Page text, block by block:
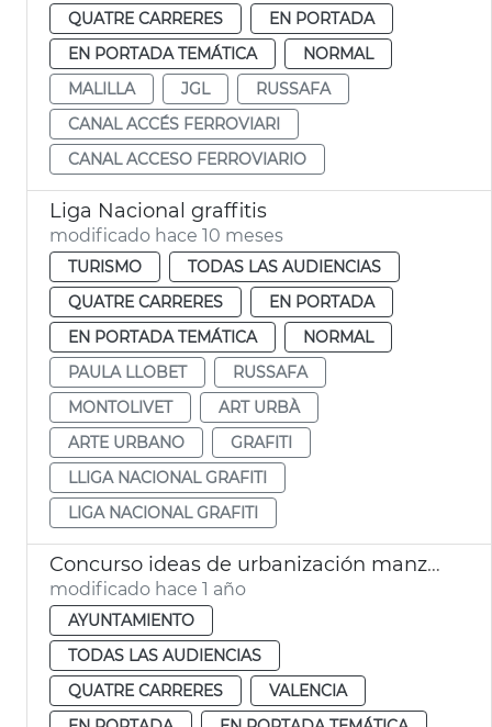
QUATRE CARRERES
EN PORTADA
EN PORTADA TEMÁTICA
NORMAL
MALILLA
JGL
RUSSAFA
CANAL ACCÉS FERROVIARI
CANAL ACCESO FERROVIARIO
Liga Nacional graffitis
modificado hace 10 meses
TURISMO
TODAS LAS AUDIENCIAS
QUATRE CARRERES
EN PORTADA
EN PORTADA TEMÁTICA
NORMAL
PAULA LLOBET
RUSSAFA
MONTOLIVET
ART URBÀ
ARTE URBANO
GRAFITI
LLIGA NACIONAL GRAFITI
LIGA NACIONAL GRAFITI
Concurso ideas de urbanización manzana de Montolivet
modificado hace 1 año
AYUNTAMIENTO
TODAS LAS AUDIENCIAS
QUATRE CARRERES
VALENCIA